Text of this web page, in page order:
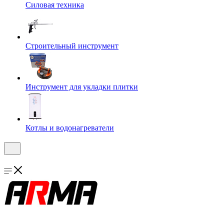
Силовая техника
Строительный инструмент
Инструмент для укладки плитки
Котлы и водонагреватели